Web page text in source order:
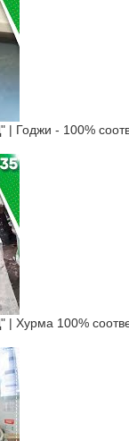
- 100%
100%